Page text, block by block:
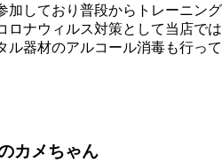
加しており普段からトレーニング
ロナウィルス対策として当店では
ル器材のアルコール消毒も行って
カメちゃん